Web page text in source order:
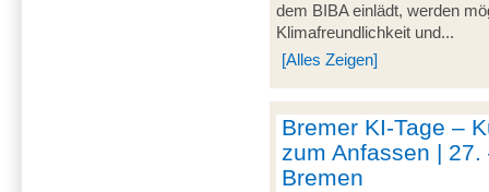
dem BIBA einlädt, werden
Klimafreundlichkeit und...
[Alles Zeigen]
Bremer KI-Tage –
zum Anfassen |
Bremen